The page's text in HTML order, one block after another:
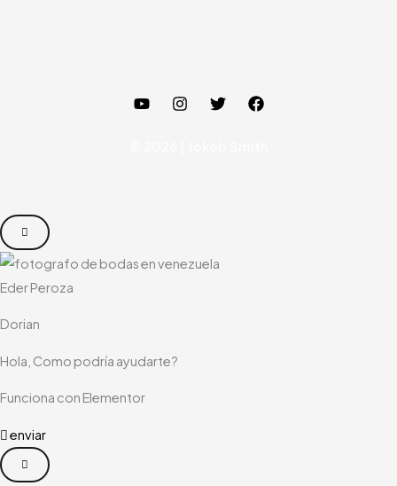
Eder Peroza
Dorian
Hola, Como podría ayudarte?
Funciona con Elementor
enviar